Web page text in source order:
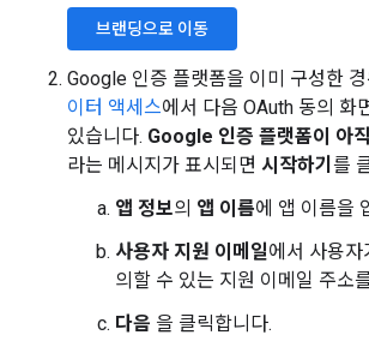
브랜딩으로 이동
Google 인증 플랫폼을 이미 구성한
이터 액세스에서 다음 OAuth 동의 화
있습니다. Google 인증 플랫폼이 아
라는 메시지가 표시되면 시작하기 를
앱 정보의 앱 이름에 앱 이름을
사용자 지원 이메일에서 사용자
의할 수 있는 지원 이메일 주소
다음 을 클릭합니다.